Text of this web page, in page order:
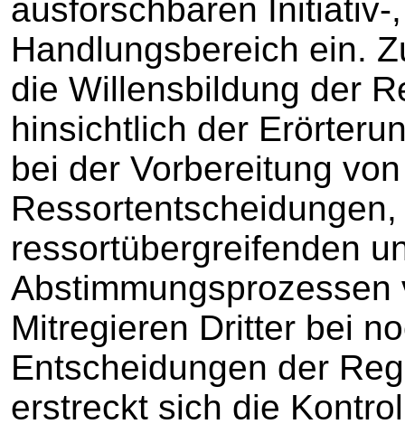
ausforschbaren Initiativ-
Handlungsbereich ein.
die Willensbildung der
hinsichtlich der
bei der Vorbereitung
ressortübergreifenden
Mitregieren Dritter bei
Entscheidungen der
erstreckt sich die